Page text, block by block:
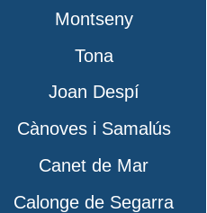
Montseny
Tona
Joan Despí
Cànoves i Samalús
Canet de Mar
Calonge de Segarra